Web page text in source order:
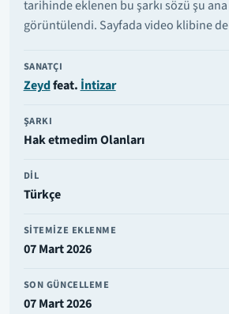
tarihinde eklenen bu şarkı sözü şu
görüntülendi. Sayfada video klibine
SANATÇI
Zeydfeat.İntizar
ŞARKI
Hak etmedim Olanları
DIL
Türkçe
SITEMIZE EKLENME
07 Mart 2026
SON GÜNCELLEME
07 Mart 2026